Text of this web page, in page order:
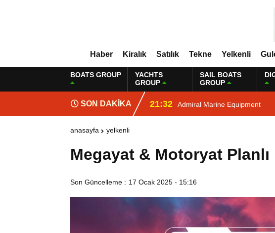
Haber Kiralık Satılık Tekne Yelkenli
BOATS GROUP
YACHTS
GROUP
SAIL BOATS
GROUP
SON DAKİKA 21:32 Admiral Marine Equipment
anasayfa yelkenli
Megayat & Motoryat Planlı
Son Güncelleme : 17 Ocak 2025 - 15:16